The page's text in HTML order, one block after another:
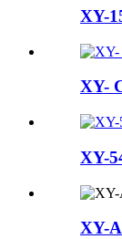
XY-
XY-
XY-
XY-